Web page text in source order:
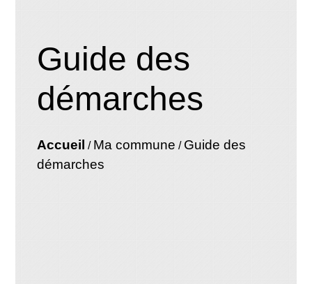
Guide des
démarches
Accueil / Ma commune / Guide des
démarches